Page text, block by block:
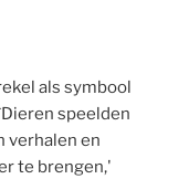
als symbool
speelden
verhalen en
te brengen,'